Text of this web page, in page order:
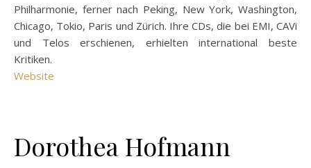
Philharmonie, ferner nach Peking, New York, Washington,
Chicago, Tokio, Paris und Zürich. Ihre CDs, die bei EMI, CAVi
und Telos erschienen, erhielten international beste
Kritiken.
Website
Dorothea Hofmann